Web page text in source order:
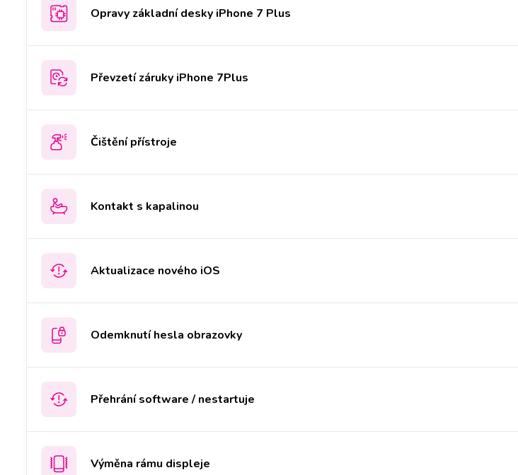
Opravy základní desky iPhone 7 Plus
Převzetí záruky iPhone 7Plus
Čištění přístroje
Kontakt s kapalinou
Aktualizace nového iOS
Odemknutí hesla obrazovky
Přehrání software / nestartuje
Výměna rámu displeje